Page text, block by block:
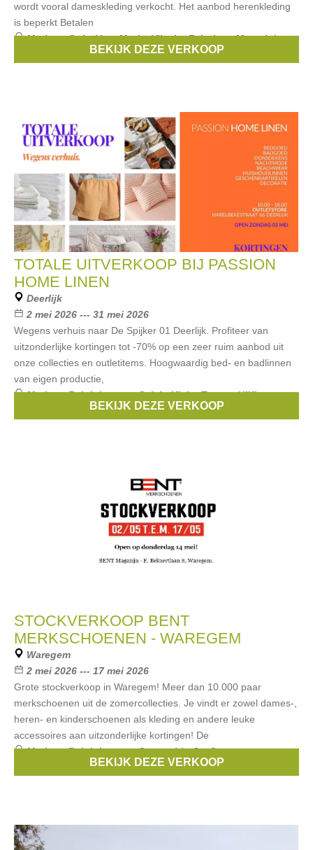
wordt vooral dameskleding verkocht. Het aanbod herenkleding
is beperkt Betalen
Merken:Only,Vero Moda,Vila,Le Fabuleux Marcel de
Astrid Black Label, ...
BEKIJK DEZE VERKOOP
TOTALE UITVERKOOP BIJ PASSION
HOME LINEN
Deerlijk
2 mei 2026 --- 31 mei 2026
Wegens verhuis naar De Spijker 01 Deerlijk. Profiteer van
uitzonderlijke kortingen tot -70% op een zeer ruim aanbod uit
onze collecties en outletitems. Hoogwaardig bed- en badlinnen
van eigen productie,
Merken:Ralph Lauren,Calvin Klein,Tommy Hilfiger,
serax, ...
BEKIJK DEZE VERKOOP
STOCKVERKOOP BENT
MERKSCHOENEN - WAREGEM
Waregem
2 mei 2026 --- 17 mei 2026
Grote stockverkoop in Waregem! Meer dan 10.000 paar
merkschoenen uit de zomercollecties. Je vindt er zowel dames-,
heren- en kinderschoenen als kleding en andere leuke
accessoires aan uitzonderlijke kortingen! De
Merken:Ralph Lauren,Guess,Liu Jo,Scapa,
BEKIJK DEZE VERKOOP